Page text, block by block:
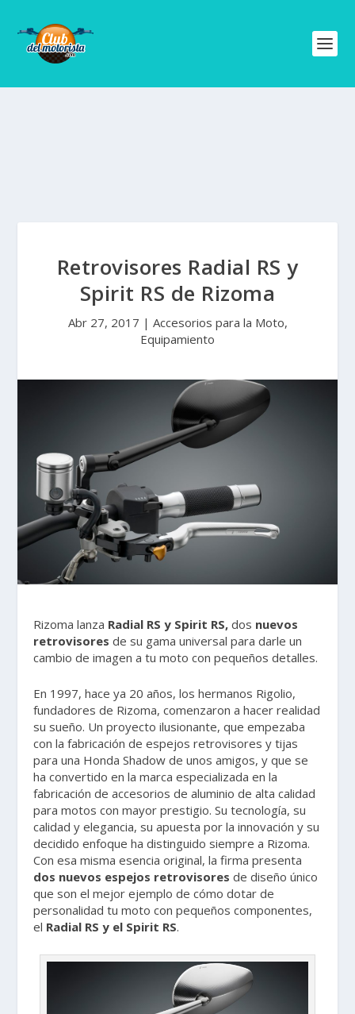
Retrovisores Radial RS y
Spirit RS de Rizoma
Abr 27, 2017 | Accesorios para la Moto,
Equipamiento
Rizoma lanza Radial RS y Spirit RS, dos nuevos
retrovisores de su gama universal para darle un
cambio de imagen a tu moto con pequeños detalles.
En 1997, hace ya 20 años, los hermanos Rigolio,
fundadores de Rizoma, comenzaron a hacer realidad
su sueño. Un proyecto ilusionante, que empezaba
con la fabricación de espejos retrovisores y tijas
para una Honda Shadow de unos amigos, y que se
ha convertido en la marca especializada en la
fabricación de accesorios de aluminio de alta calidad
para motos con mayor prestigio. Su tecnología, su
calidad y elegancia, su apuesta por la innovación y su
decidido enfoque ha distinguido siempre a Rizoma.
Con esa misma esencia original, la firma presenta
dos nuevos espejos retrovisores de diseño único
que son el mejor ejemplo de cómo dotar de
personalidad tu moto con pequeños componentes,
el Radial RS y el Spirit RS.